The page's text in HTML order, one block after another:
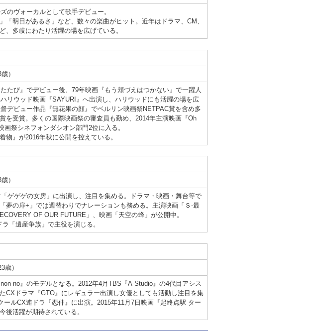
のヴォーカルとして歌手デビュー。
「明日があるさ」など、数々の楽曲がヒット。近年はドラマ、CM、
、多岐にわたり活躍の場を広げている。
）
たび』でデビュー後、79年映画『もう頬づえはつかない』で一躍人
リウッド映画『SAYURI』へ出演し、ハリウッドにも活躍の場を広
デビュー作品『無花果の顔』でベルリン映画祭NETPAC賞を含め多
を受賞。多くの国際映画祭の審査員も勤め、2014年主演映画『Oh
画祭シネフォンダシオン部門2位に入る。
物』が2016年秋に公開を控えている。
）
ゲゲゲの女房」に出演し、注目を集める。ドラマ・映画・舞台等で
夢の扉+」では週替わりでナレーションも務める。主演映画「Ｓ-最
OF OUR FUTURE」、映画「天空の蜂」が公開中。
「遺産争族」で主役を演じる。
歳）
no』のモデルとなる。2012年4月TBS『A-Studio』の4代目アシス
CXドラマ『GTO』にレギュラー出演し女優としても活動し注目を集
ールCX連ドラ『恋仲』に出演。2015年11月7日映画『起終点駅 ター
後活躍が期待されている。